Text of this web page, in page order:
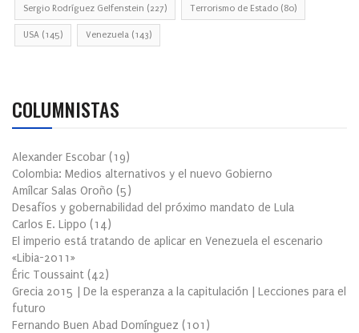
Sergio Rodríguez Gelfenstein (227) Terrorismo de Estado (80)
USA (145) Venezuela (143)
COLUMNISTAS
Alexander Escobar (19)
Colombia: Medios alternativos y el nuevo Gobierno
Amílcar Salas Oroño (5)
Desafíos y gobernabilidad del próximo mandato de Lula
Carlos E. Lippo (14)
El imperio está tratando de aplicar en Venezuela el escenario
«Libia-2011»
Éric Toussaint (42)
Grecia 2015 | De la esperanza a la capitulación | Lecciones para el
futuro
Fernando Buen Abad Domínguez (101 )